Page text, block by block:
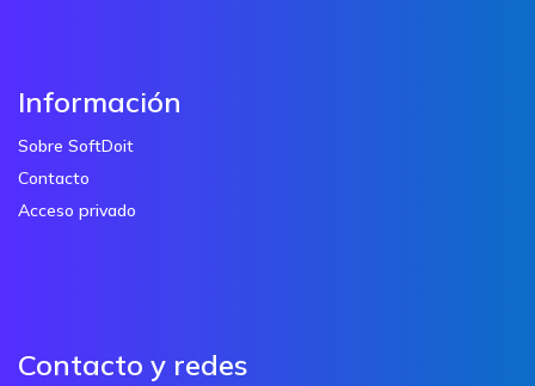
Información
Sobre SoftDoit
Contacto
Acceso privado
Contacto y redes